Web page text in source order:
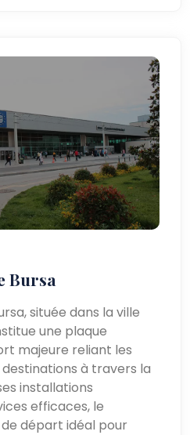
Bursa
située dans la ville
une plaque
majeure reliant les
à travers la
installations
efficaces, le
départ idéal pour